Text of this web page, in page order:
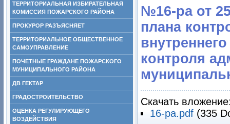
ТЕРРИТОРИАЛЬНАЯ ИЗБИРАТЕЛЬНАЯ
КОМИССИЯ ПОЖАРСКОГО РАЙОНА
ПРОКУРОР РАЗЪЯСНЯЕТ
ТЕРРИТОРИАЛЬНОЕ ОБЩЕСТВЕННОЕ
САМОУПРАВЛЕНИЕ
ПОЧЕТНЫЕ ГРАЖДАНЕ ПОЖАРСКОГО
МУНИЦИПАЛЬНОГО РАЙОНА
ДВ ГЕКТАР
ГРАДОСТРОИТЕЛЬСТВО
ОЦЕНКА РЕГУЛИРУЮЩЕГО
ВОЗДЕЙСТВИЯ
№16-ра от
плана
контроля
Скачать
16-ра.pdf (335